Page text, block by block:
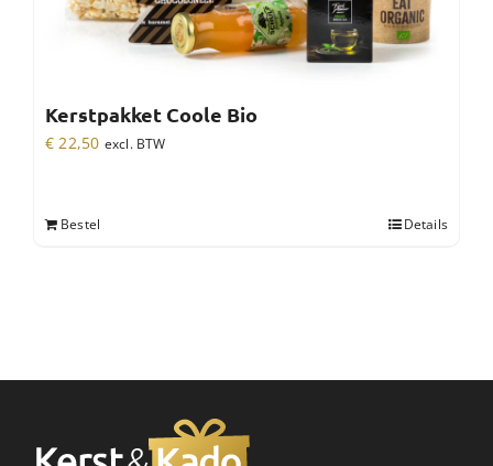
Kerstpakket Coole Bio
€ 22,50 excl. BTW
Bestel Details